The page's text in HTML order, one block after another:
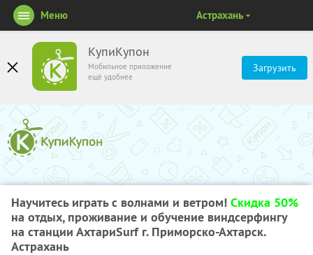
КупиКупон
Мобильное приложение
ещё удобнее
Загрузить
Меню Астрахань
Научитесь играть с волнами и ветром! Скидка 50%
на отдых, проживание и обучение виндсерфингу
на станции АхтариSurf г. Приморско-Ахтарск.
Астрахань